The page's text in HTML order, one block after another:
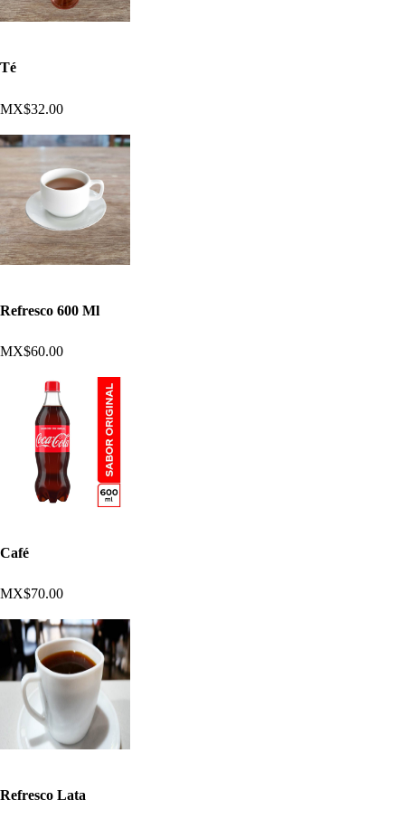
Té
MX$32.00
Refresco 600 Ml
MX$60.00
Café
MX$70.00
Refresco Lata